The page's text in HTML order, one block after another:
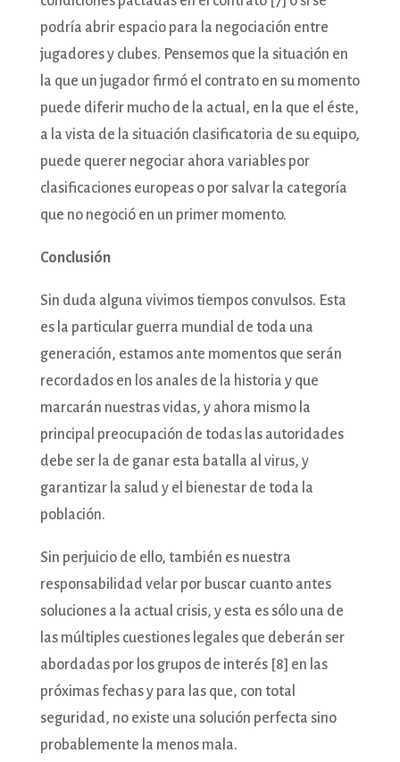
podría abrir espacio para la negociación entre
jugadores y clubes. Pensemos que la situación en
la que un jugador firmó el contrato en su momento
puede diferir mucho de la actual, en la que el éste,
a la vista de la situación clasificatoria de su equipo,
puede querer negociar ahora variables por
clasificaciones europeas o por salvar la categoría
que no negoció en un primer momento.
Conclusión
Sin duda alguna vivimos tiempos convulsos. Esta
es la particular guerra mundial de toda una
generación, estamos ante momentos que serán
recordados en los anales de la historia y que
marcarán nuestras vidas, y ahora mismo la
principal preocupación de todas las autoridades
debe ser la de ganar esta batalla al virus, y
garantizar la salud y el bienestar de toda la
población.
Sin perjuicio de ello, también es nuestra
responsabilidad velar por buscar cuanto antes
soluciones a la actual crisis, y esta es sólo una de
las múltiples cuestiones legales que deberán ser
abordadas por los grupos de interés [8] en las
próximas fechas y para las que, con total
seguridad, no existe una solución perfecta sino
probablemente la menos mala.